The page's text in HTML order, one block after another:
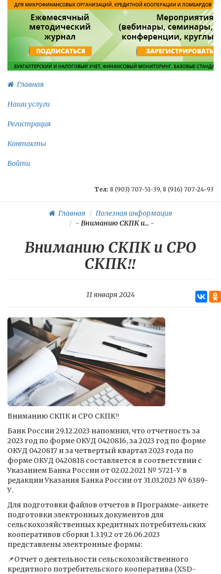
Главная
Наши услуги
Регистрация
Контакты
Войти
Тел: 8 (903) 707-51-39, 8 (916) 707-24-93
Главная
Полезная информация
- Вниманию СКПК и... -
Вниманию СКПК и СРО
СКПК‼️
11 января 2024
Вниманию СКПК и СРО СКПК‼️
Банк России 29.12.2023 напомнил, что отчетность за
2023 год по форме ОКУД 0420816, за 2023 год по форме
ОКУД 0420817 и за четвертый квартал 2023 года по
форме ОКУД 0420818 составляется в соответствии с
Указанием Банка России от 02.02.2021 № 5721-У в
редакции Указания Банка России от 31.03.2023 № 6389-
У.
Для подготовки файлов отчетов в Программе-анкете
подготовки электронных документов для
сельскохозяйственных кредитных потребительских
кооперативов сборки 1.3.19.2 от 26.06.2023
представлены электронные формы:
📌Отчет о деятельности сельскохозяйственного
кредитного потребительского кооператива (XSD-